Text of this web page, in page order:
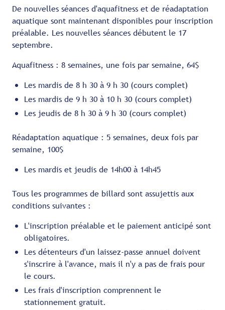
De nouvelles séances d'aquafitness et de réadaptation
aquatique sont maintenant disponibles pour inscription
préalable. Les nouvelles séances débutent le 17
septembre.
Aquafitness : 8 semaines, une fois par semaine, 64$
Les mardis de 8 h 30 à 9 h 30 (cours complet)
Les mardis de 9 h 30 à 10 h 30 (cours complet)
Les jeudis de 8 h 30 à 9 h 30 (cours complet)
Réadaptation aquatique : 5 semaines, deux fois par
semaine, 100$
Les mardis et jeudis de 14h00 à 14h45
Tous les programmes de billard sont assujettis aux
conditions suivantes :
L'inscription préalable et le paiement anticipé sont
obligatoires.
Les détenteurs d'un laissez-passe annuel doivent
s'inscrire à l'avance, mais il n'y a pas de frais pour
le cours.
Les frais d'inscription comprennent le
stationnement gratuit.